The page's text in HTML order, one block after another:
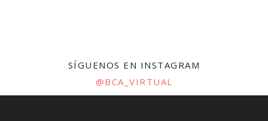
SÍGUENOS EN INSTAGRAM
@BCA_VIRTUAL